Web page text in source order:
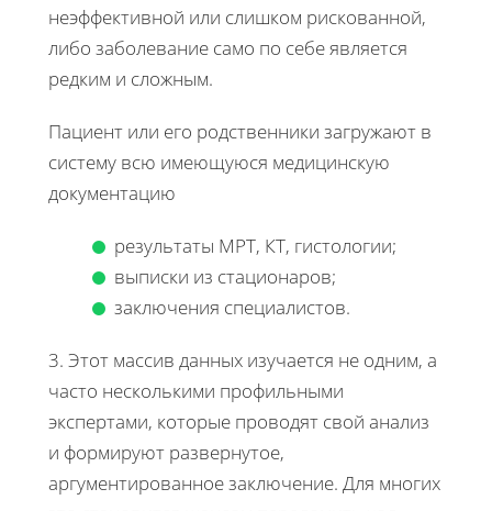
неэффективной или слишком рискованной,
либо заболевание само по себе является
редким и сложным.
Пациент или его родственники загружают в
систему всю имеющуюся медицинскую
документацию
результаты МРТ, КТ, гистологии;
выписки из стационаров;
заключения специалистов.
3. Этот массив данных изучается не одним, а
часто несколькими профильными
экспертами, которые проводят свой анализ
и формируют развернутое,
аргументированное заключение. Для многих